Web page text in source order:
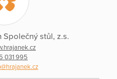
Společný stůl, z.s.
031 995